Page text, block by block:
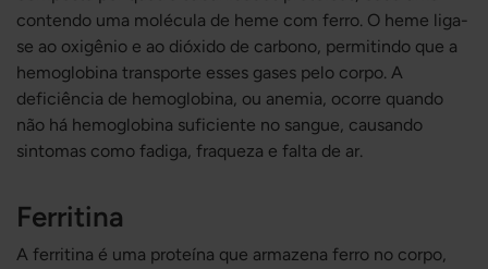
contendo uma molécula de heme com ferro. O heme liga-
se ao oxigênio e ao dióxido de carbono, permitindo que a
hemoglobina transporte esses gases pelo corpo. A
deficiência de hemoglobina, ou anemia, ocorre quando
não há hemoglobina suficiente no sangue, causando
sintomas como fadiga, fraqueza e falta de ar.
Ferritina
A ferritina é uma proteína que armazena ferro no corpo,